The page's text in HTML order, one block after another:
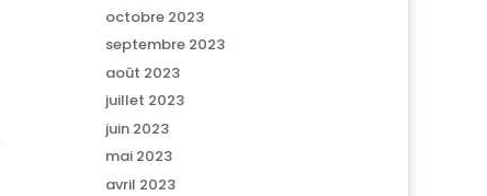
octobre 2023
septembre 2023
août 2023
juillet 2023
juin 2023
mai 2023
avril 2023